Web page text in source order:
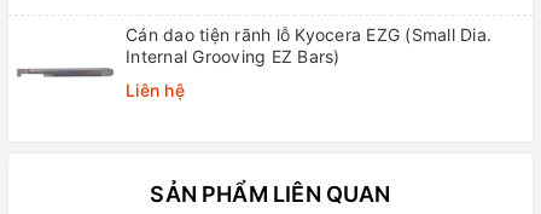
Cán dao tiện rãnh lỗ Kyocera EZG (Small Dia.
Internal Grooving EZ Bars)
Liên hệ
SẢN PHẨM LIÊN QUAN